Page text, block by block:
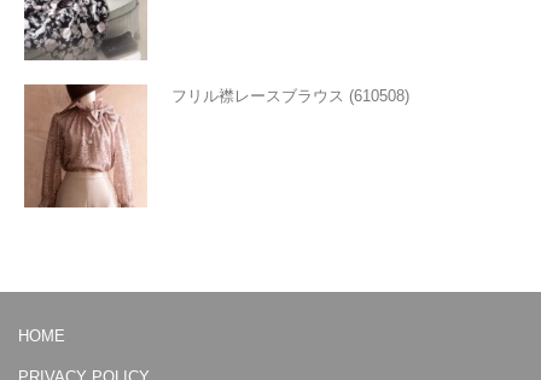
フリル襟レースブラウス (610508)
HOME